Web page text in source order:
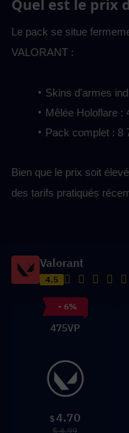
Quel est le prix
Le pack se situe
VALORANT :
Skins d'armes
Mêlée Holoflare :
Pack complet : 8
Bien que le prix soit
des tarifs pratiqués
Valorant
4.5
- 6%
475VP
$4.70
$ 4.99